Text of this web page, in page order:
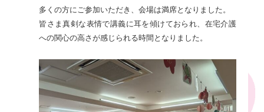
多くの方にご参加いただき、会場は満席となりました。
皆さま真剣な表情で講義に耳を傾けておられ、在宅介護
への関心の高さが感じられる時間となりました。